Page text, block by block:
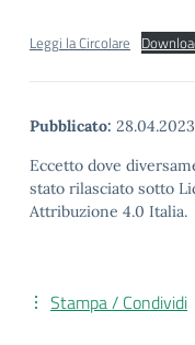
Leggi la Circolare
Pubblicato: 28.04.2023
Eccetto dove
stato rilasciato sotto
Attribuzione 4.0 Italia.
Stampa / Condividi